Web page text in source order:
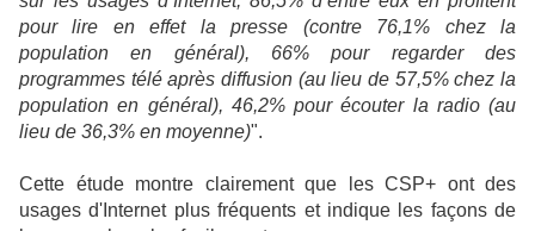
pour lire en effet la presse (contre 76,1% chez la
population en général), 66% pour regarder des
programmes télé après diffusion (au lieu de 57,5% chez la
population en général), 46,2% pour écouter la radio (au
lieu de 36,3% en moyenne)".
Cette étude montre clairement que les CSP+ ont des
usages d'Internet plus fréquents et indique les façons de